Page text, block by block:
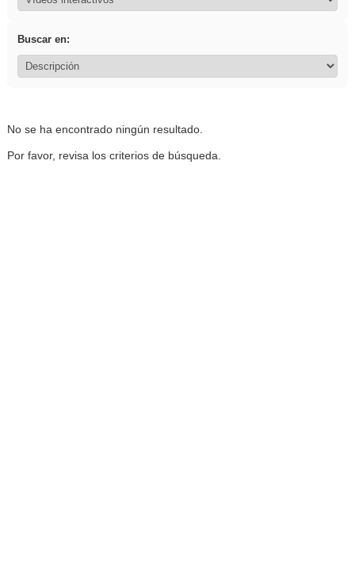
Buscar en:
No se ha encontrado ningún resultado.
Por favor, revisa los criterios de búsqueda.